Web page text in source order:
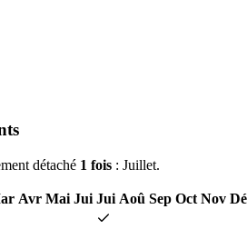
détaché 1 fois : Juillet.
Avr Mai Jui Jui Aoû Sep Oct Nov